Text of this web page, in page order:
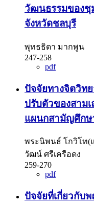
วัฒนธรรมของชุ
จังหวัดชลบุรี
พุทธธิดา มากพูน
247-258
pdf
ปัจจัยทางจิตวิท
ปรับตัวของสาม
แผนกสามัญศึกษ
พระนิพนธ์ โกวิโท(
วัฒน์ ศรีเครือดง
259-270
pdf
ปัจจัยที่เกี่ยวกับ